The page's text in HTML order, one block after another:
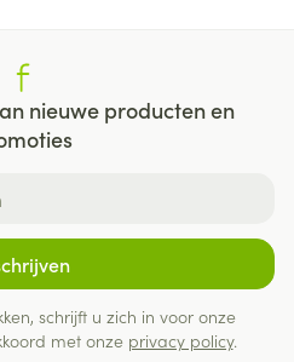
nieuwe producten en
schrijft u zich in voor onze
met onze privacy policy.